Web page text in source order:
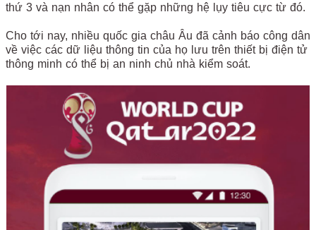
thứ 3 và nạn nhân có thể gặp những hệ lụy tiêu cực từ đó.
Cho tới nay, nhiều quốc gia châu Âu đã cảnh báo công dân
về việc các dữ liệu thông tin của họ lưu trên thiết bị điện tử
thông minh có thể bị an ninh chủ nhà kiểm soát.